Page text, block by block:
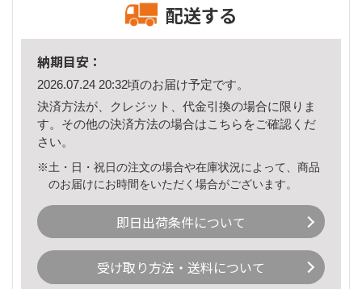
配送する
納期目安：
2026.07.24 20:32頃のお届け予定です。
決済方法が、クレジット、代金引換の場合に限りま
す。その他の決済方法の場合はこちら をご確認くだ
さい。
※土・日・祝日の注文の場合や在庫状況によって、商品
のお届けにお時間をいただく場合がございます。
即日出荷条件について
受け取り方法・送料について